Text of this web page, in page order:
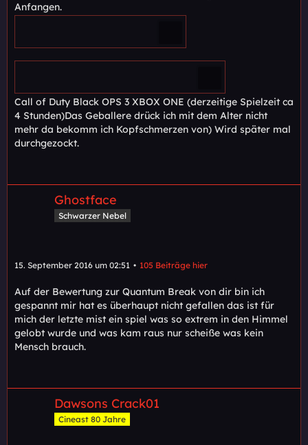
Anfangen.
Call of Duty Black OPS 3 XBOX ONE (derzeitige Spielzeit ca
4 Stunden)Das Geballere drück ich mit dem Alter nicht
mehr da bekomm ich Kopfschmerzen von) Wird später mal
durchgezockt.
Ghostface
Schwarzer Nebel
15. September 2016 um 02:51 105 Beiträge hier
Auf der Bewertung zur Quantum Break von dir bin ich
gespannt mir hat es überhaupt nicht gefallen das ist für
mich der letzte mist ein spiel was so extrem in den Himmel
gelobt wurde und was kam raus nur scheiße was kein
Mensch brauch.
Dawsons Crack01
Cineast 80 Jahre